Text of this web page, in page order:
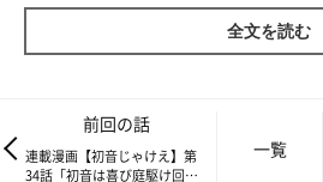
全文を読む
前回の話
連載漫画【初音じゃけえ】第
34話「初音は喜び庭駆け回
一覧